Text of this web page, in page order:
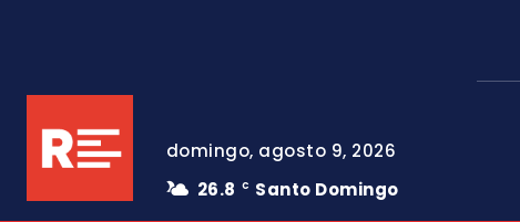
domingo, agosto 9, 2026
26.8
C Santo Domingo